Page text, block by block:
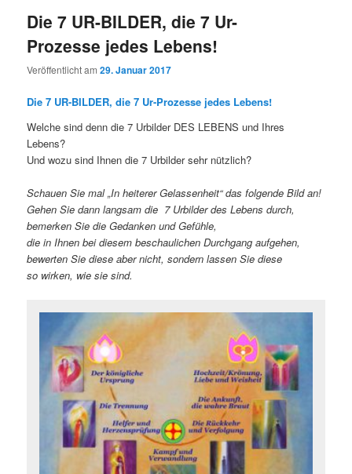
Die 7 UR-BILDER, die 7 Ur-
Prozesse jedes Lebens!
Veröffentlicht am29. Januar 2017
Die 7 UR-BILDER, die 7 Ur-Prozesse jedes Lebens!
Welche sind denn die 7 Urbilder DES LEBENS und Ihres
Lebens?
Und wozu sind Ihnen die 7 Urbilder sehr nützlich?
Schauen Sie mal „In heiterer Gelassenheit“ das folgende Bild an!
Gehen Sie dann langsam die 7 Urbilder des Lebens durch,
bemerken Sie die Gedanken und Gefühle,
die in Ihnen bei diesem beschaulichen Durchgang aufgehen,
bewerten Sie diese aber nicht, sondern lassen Sie diese
so wirken, wie sie sind.